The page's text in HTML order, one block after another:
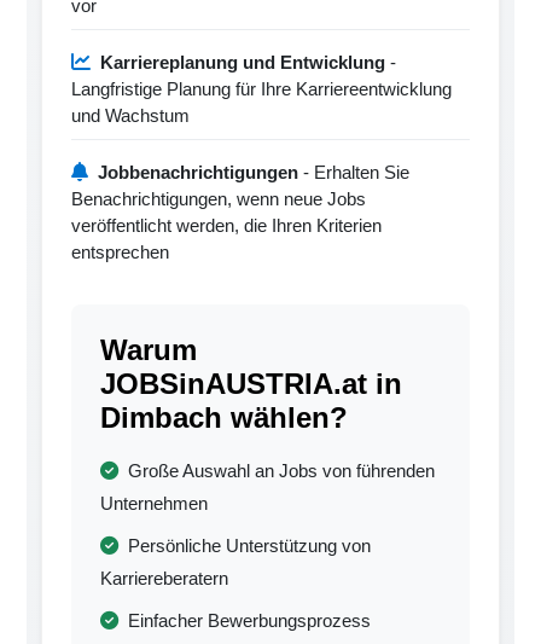
vor
Karriereplanung und Entwicklung -
Langfristige Planung für Ihre Karriereentwicklung
und Wachstum
Jobbenachrichtigungen - Erhalten Sie
Benachrichtigungen, wenn neue Jobs
veröffentlicht werden, die Ihren Kriterien
entsprechen
Warum
JOBSinAUSTRIA.at in
Dimbach wählen?
Große Auswahl an Jobs von führenden
Unternehmen
Persönliche Unterstützung von
Karriereberatern
Einfacher Bewerbungsprozess